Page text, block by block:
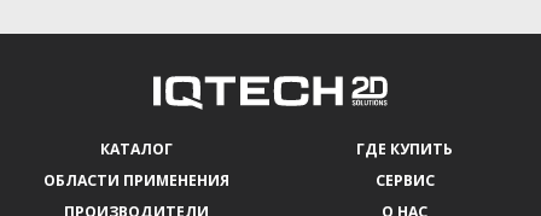
КАТАЛОГ
ОБЛАСТИ ПРИМЕНЕНИЯ
ПРОИЗВОДИТЕЛИ
ГДЕ КУПИТЬ
СЕРВИС
О НАС